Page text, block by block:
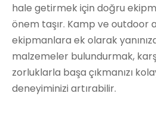
hale getirmek için doğru
önem taşır. Kamp ve outdoor
ekipmanlara ek olarak
malzemeler bulundurmak,
zorluklarla başa çıkmanızı
deneyiminizi artırabilir.